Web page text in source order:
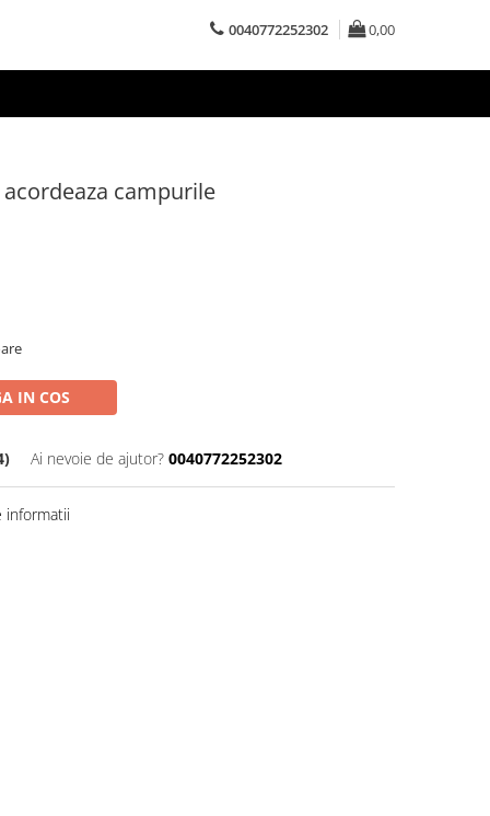
0040772252302 0,00
campurile
IN COS
Ai nevoie de ajutor? 0040772252302
informatii